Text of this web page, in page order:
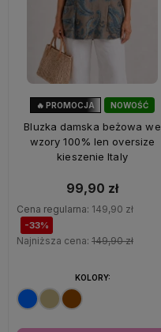
NOWOŚĆ
OKAZJA
🔥 PROMOCJA
Bluzka damska beżowa we
wzory 100% len oversize
kieszenie Italy
99,90 zł
Cena regularna: 149,90 zł
-33%
Najniższa cena: 149,90 zł
KOLORY: